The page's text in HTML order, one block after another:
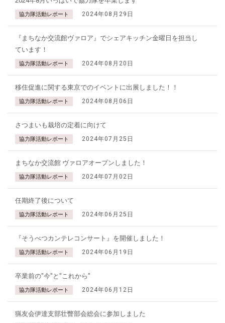
協力隊活動レポート 2024年08月29日
『まちなか交流館ヴァロア』でシェアキッチン金曜日を担当し
ています！
協力隊活動レポート 2024年08月20日
移住促進に関する東京でのイベントに出展しました！！
協力隊活動レポート 2024年08月06日
さつまいも栽培の定着に向けて
協力隊活動レポート 2024年07月25日
まちなか交流館 ヴァロアオープンしました！
協力隊活動レポート 2024年07月02日
任期終了後について
協力隊活動レポート 2024年06月25日
『そうべつカンテレコンサート』を開催しました！
協力隊活動レポート 2024年06月19日
卒業前の"今"と"これから"
協力隊活動レポート 2024年06月12日
猟友会伊達支部壮瞥部会総会に参加しました